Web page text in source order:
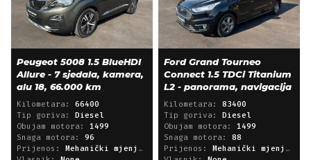
Peugeot 5008 1.5 BlueHDI
Allure - 7 sjedala, kamera,
alu 18, 66.000 km
Kilometara: 66400
Tip goriva:
Diesel
Obujam motora: 1499
Snaga motora: 96
Prijenos:
Mehanički mjenjač
Ford Grand Tourneo
Connect 1.5 TDCi Titanium
L2 - panorama, navigacija
Kilometara: 83400
Tip goriva:
Diesel
Obujam motora: 1499
Snaga motora: 88
Prijenos:
Mehanički mjenjač